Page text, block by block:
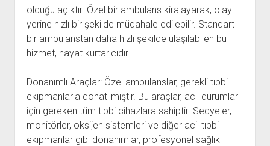
olduğu açıktır. Özel bir ambulans kiralayarak, olay
yerine hızlı bir şekilde müdahale edilebilir. Standart
bir ambulanstan daha hızlı şekilde ulaşılabilen bu
hizmet, hayat kurtarıcıdır.
Donanımlı Araçlar: Özel ambulanslar, gerekli tıbbi
ekipmanlarla donatılmıştır. Bu araçlar, acil durumlar
için gereken tüm tıbbi cihazlara sahiptir. Sedyeler,
monitörler, oksijen sistemleri ve diğer acil tıbbi
ekipmanlar gibi donanımlar, profesyonel sağlık